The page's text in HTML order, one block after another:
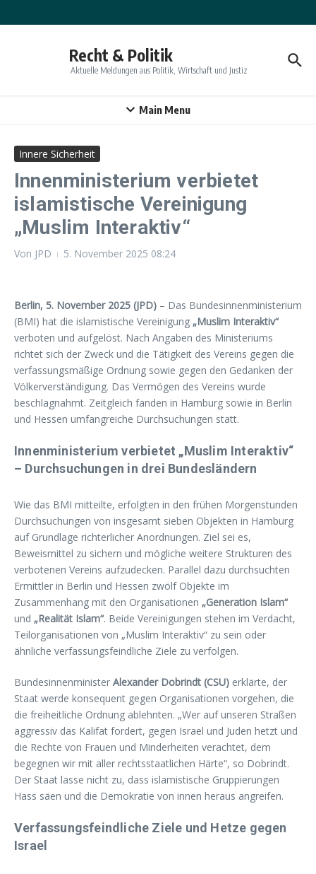
Recht & Politik
Aktuelle Meldungen aus Politik, Wirtschaft und Justiz
Main Menu
Innere Sicherheit
Innenministerium verbietet
islamistische Vereinigung
„Muslim Interaktiv“
Von JPD 5. November 2025 08:24
Berlin, 5. November 2025 (JPD) – Das Bundesinnenministerium
(BMI) hat die islamistische Vereinigung „Muslim Interaktiv“
verboten und aufgelöst. Nach Angaben des Ministeriums
richtet sich der Zweck und die Tätigkeit des Vereins gegen die
verfassungsmäßige Ordnung sowie gegen den Gedanken der
Völkerverständigung. Das Vermögen des Vereins wurde
beschlagnahmt. Zeitgleich fanden in Hamburg sowie in Berlin
und Hessen umfangreiche Durchsuchungen statt.
Innenministerium verbietet „Muslim Interaktiv“
– Durchsuchungen in drei Bundesländern
Wie das BMI mitteilte, erfolgten in den frühen Morgenstunden
Durchsuchungen von insgesamt sieben Objekten in Hamburg
auf Grundlage richterlicher Anordnungen. Ziel sei es,
Beweismittel zu sichern und mögliche weitere Strukturen des
verbotenen Vereins aufzudecken. Parallel dazu durchsuchten
Ermittler in Berlin und Hessen zwölf Objekte im
Zusammenhang mit den Organisationen „Generation Islam“
und „Realität Islam“. Beide Vereinigungen stehen im Verdacht,
Teilorganisationen von „Muslim Interaktiv“ zu sein oder
ähnliche verfassungsfeindliche Ziele zu verfolgen.
Bundesinnenminister Alexander Dobrindt (CSU) erklärte, der
Staat werde konsequent gegen Organisationen vorgehen, die
die freiheitliche Ordnung ablehnten. „Wer auf unseren Straßen
aggressiv das Kalifat fordert, gegen Israel und Juden hetzt und
die Rechte von Frauen und Minderheiten verachtet, dem
begegnen wir mit aller rechtsstaatlichen Härte“, so Dobrindt.
Der Staat lasse nicht zu, dass islamistische Gruppierungen
Hass säen und die Demokratie von innen heraus angreifen.
Verfassungsfeindliche Ziele und Hetze gegen
Israel